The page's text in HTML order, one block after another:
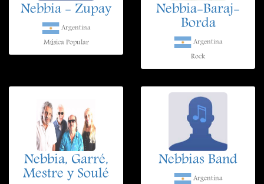
Nebbia - Zupay
Argentina
Música Popular
Nebbia-Baraj-
Borda
Argentina
Rock
Nebbia, Garré,
Mestre y Soulé
Nebbias Band
Argentina